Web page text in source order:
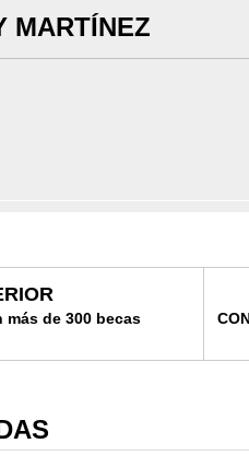
MARTÍNEZ
más de 300 becas